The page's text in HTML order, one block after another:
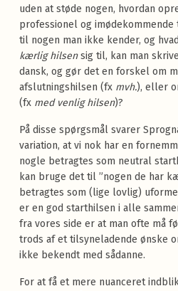
uden at støde nogen, hvordan
professionel og imødekommende
til nogen man ikke kender, og
kærlig hilsensig til, kan man skrive
dansk, og gør det en forskel om
afslutningshilsen (fx mvh.), eller
(fx med venlig hilsen)?
På disse spørgsmål svarer
variation, at vi nok har en
nogle betragtes som neutral
kan bruge det til ”nogen de har
betragtes som (lige lovlig)
er en god starthilsen i alle
fra vores side er at man ofte må
trods af et tilsyneladende ønske
ikke bekendt med sådanne.
For at få et mere nuanceret